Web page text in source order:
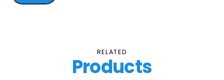
RELATED
Products